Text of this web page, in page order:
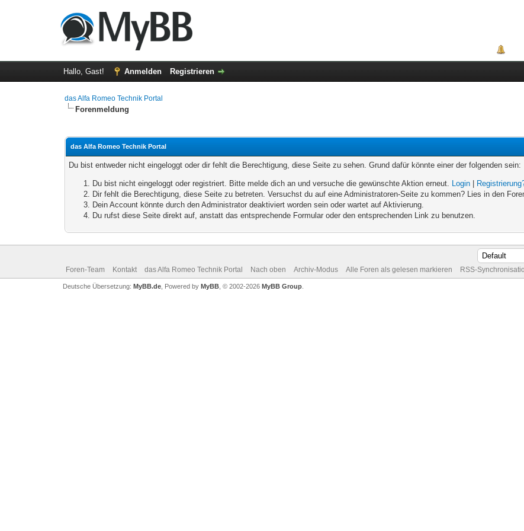
Hallo, Gast! Anmelden Registrieren
das Alfa Romeo Technik Portal
Forenmeldung
das Alfa Romeo Technik Portal
Du bist entweder nicht eingeloggt oder dir fehlt die Berechtigung, diese Seite zu sehen. Grund dafür könnte einer der folgenden sein:
Du bist nicht eingeloggt oder registriert. Bitte melde dich an und versuche die gewünschte Aktion erneut. Login
Dir fehlt die Berechtigung, diese Seite zu betreten. Versuchst du auf eine Administratoren-Seite zu kommen? Lies in den
Dein Account könnte durch den Administrator deaktiviert worden sein oder wartet auf Aktivierung.
Du rufst diese Seite direkt auf, anstatt das entsprechende Formular oder den entsprechenden Link zu benutzen.
Foren-Team Kontakt das Alfa Romeo Technik Portal Nach oben Archiv-Modus Alle Foren als gelesen markieren RSS-
Deutsche Übersetzung: MyBB.de, Powered by MyBB, © 2002-2026 MyBB Group.